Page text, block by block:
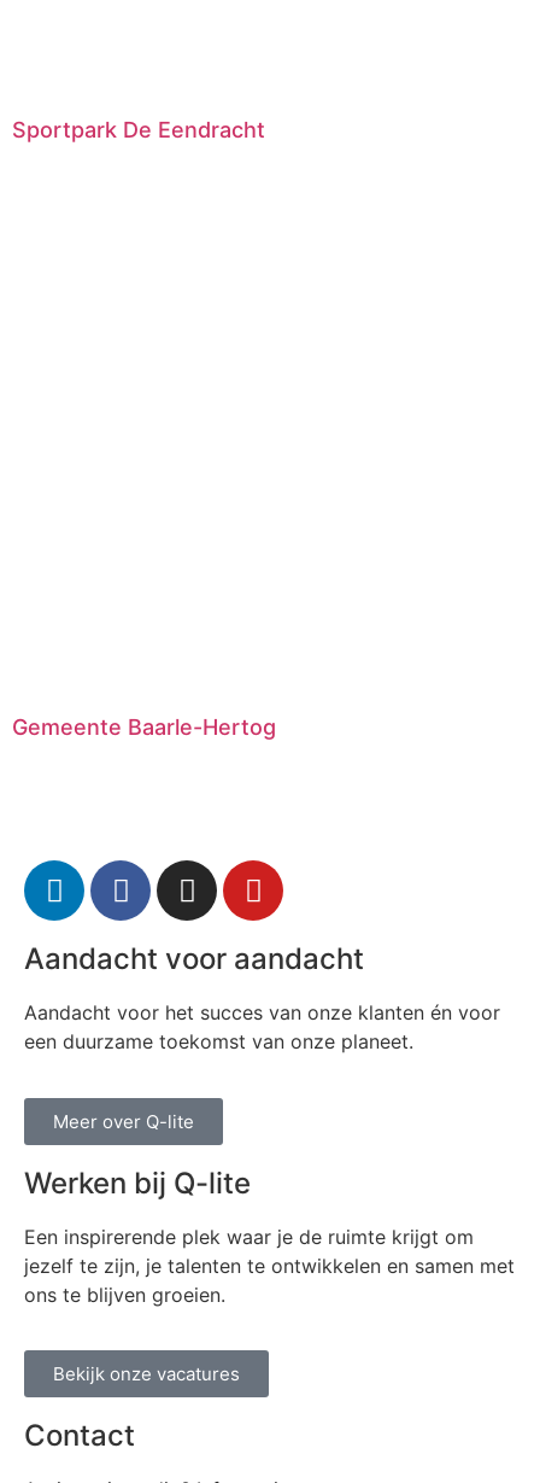
Sportpark De Eendracht
Gemeente Baarle-Hertog
Aandacht voor aandacht
Aandacht voor het succes van onze klanten én voor
een duurzame toekomst van onze planeet.
Meer over Q-lite
Werken bij Q-lite
Een inspirerende plek waar je de ruimte krijgt om
jezelf te zijn, je talenten te ontwikkelen en samen met
ons te blijven groeien.
Bekijk onze vacatures
Contact